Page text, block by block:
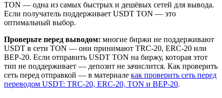
TON — одна из самых быстрых и дешёвых сетей для вывода.
Если получатель поддерживает USDT TON — это
оптимальный выбор.
Проверьте перед выводом: многие биржи не поддерживают
USDT в сети TON — они принимают TRC-20, ERC-20 или
BEP-20. Если отправить USDT TON на биржу, которая этот
тип не поддерживает — депозит не зачислится. Как проверить
сеть перед отправкой — в материале как проверить сеть перед
переводом USDT: TRC-20, ERC-20, TON и BEP-20.